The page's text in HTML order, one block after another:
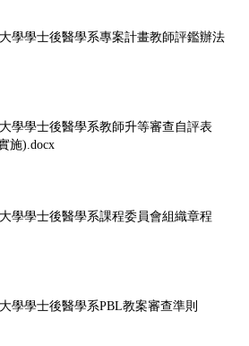
學學士後醫學系專案計畫教師評鑑辦法
學學士後醫學系教師升等審查自評表
施).docx
學學士後醫學系課程委員會組織章程
學學士後醫學系PBL教案審查準則